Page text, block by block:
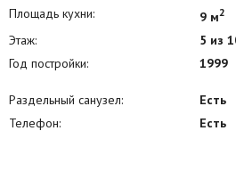
Площадь кухни: 9 м2
Этаж:
5 из
Год постройки:
1999
Раздельный санузел:
Есть
Телефон:
Есть